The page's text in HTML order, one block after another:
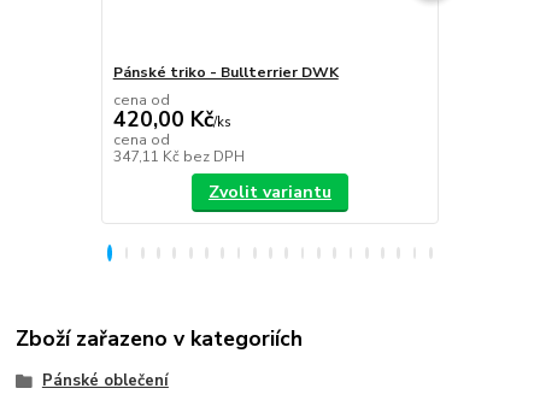
Pánské triko - Bullterrier DWK
cena od
420,00 Kč/ks
cena od
347,11 Kč bez DPH
Zvolit variantu
Zboží zařazeno v kategoriích
Pánské oblečení